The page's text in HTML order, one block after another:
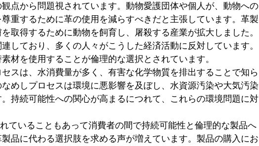
点から問題視されています。動物愛護団体や個人が、動物への
重するために革の使用を減らすべきだと主張しています。革製
取得するために動物を飼育し、屠殺する産業が拡大しました。
しており、多くの人々がこうした経済活動に反対しています。
材を使用することが倫理的な選択とされています。
スは、水消費量が多く、有害な化学物質を排出することで知ら
めしプロセスは環境に悪影響を及ぼし、水資源汚染や大気汚染
持続可能性への関心が高まるにつれて、これらの環境問題に対
ていることもあって消費者の間で持続可能性と倫理的な製品へ
品に代わる選択肢を求める声が増えています。製品の購入にお